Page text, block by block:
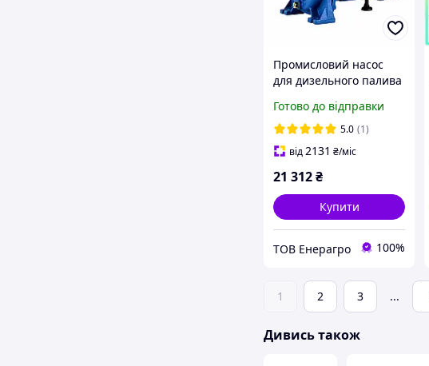
Промисловий насос
для дизельного палива
220 В CG-500, 220 В
Готово до відправки
5.0 (1)
від2131 ₴/міс
21 312₴
Купити
ТОВ Енерагро 100%
1 2 3 ...
Дивись також